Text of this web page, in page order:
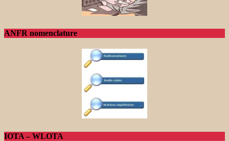
ANFR nomenclature
IOTA – WLOTA